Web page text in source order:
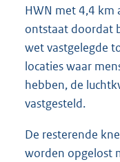
HWN met 4,4 km
ontstaat doordat
wet vastgelegde
locaties waar
hebben, de
vastgesteld.
De resterende
worden opgelost